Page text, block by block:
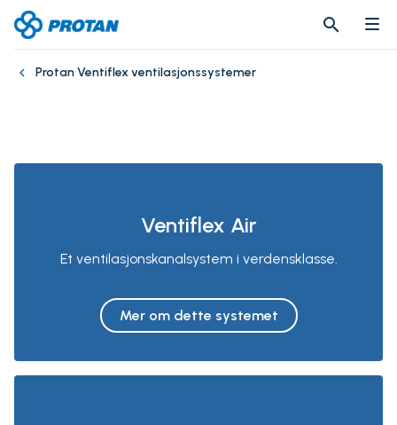
search
search
Protan Ventiflex ventilasjonssystemer
Ventiflex Air
Et ventilasjonskanalsystem i verdensklasse.
Mer om dette systemet